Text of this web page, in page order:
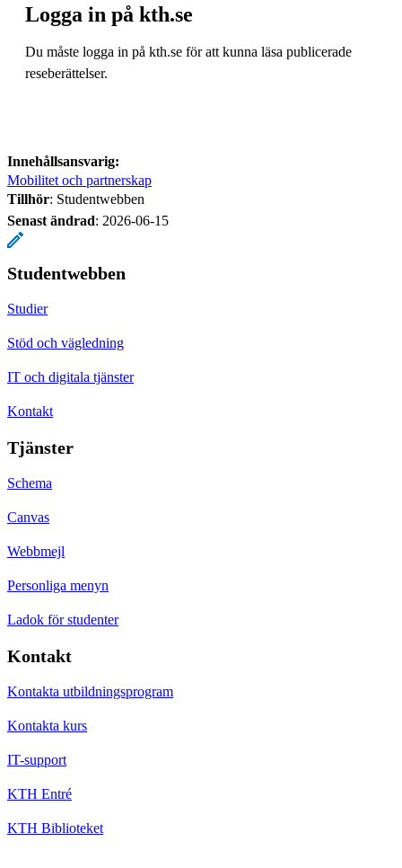
Logga in på kth.se
Du måste logga in på kth.se för att kunna läsa publicerade
reseberättelser.
Innehållsansvarig:
Mobilitet och partnerskap
Tillhör: Studentwebben
Senast ändrad: 2026-06-15
Studentwebben
Studier
Stöd och vägledning
IT och digitala tjänster
Kontakt
Tjänster
Schema
Canvas
Webbmejl
Personliga menyn
Ladok för studenter
Kontakt
Kontakta utbildningsprogram
Kontakta kurs
IT-support
KTH Entré
KTH Biblioteket